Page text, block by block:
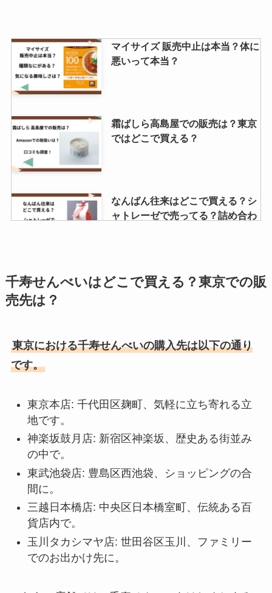
フラン お菓子は販売終了はなぜ？
明治の販売終了商品はなにがあ
る？販売終了商品を調査！
冷麺の麺 どこで売ってる？業務ス
ーパーで購入できる？
久助 ぬれ煎餅はどこで売ってる?
カルディで売ってる？？
売ってる？通販で買える？値段は
リンツチョコはどこで買える？カ
どこに売ってる？
マイサイズ 販売中止は本当？体に
悪いって本当？
霜ばしら高島屋での販売は？東京
ではどこで買える？
なんばん往来はどこで買える？シ
ャトレーゼで売ってる？詰め合わ
高千穂峡つゆ どこで売ってる？イ
オンやカルディで買える？
常陸野ネストビール 買える店はど
じゃり豆はどこで売ってる？業務
スーパーやカルディで売ってる？
トトロのお菓子は通販で買える？
扱い状況は？
千寿せんべいはどこで買える？東京での販
売先は？
東京における千寿せんべいの購入先は以下の通り
です。
東京本店: 千代田区麹町、気軽に立ち寄れる立
地です。
神楽坂鼓月店: 新宿区神楽坂、歴史ある街並み
の中で。
東武池袋店: 豊島区西池袋、ショッピングの合
間に。
三越日本橋店: 中央区日本橋室町、伝統ある百
貨店内で。
玉川タカシマヤ店: 世田谷区玉川、ファミリー
でのお出かけ先に。